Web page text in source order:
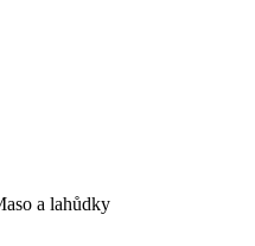
a lahůdky